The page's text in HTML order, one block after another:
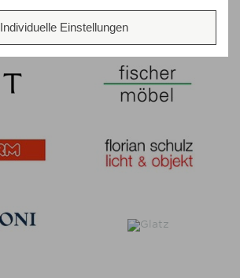
Individuelle Einstellungen